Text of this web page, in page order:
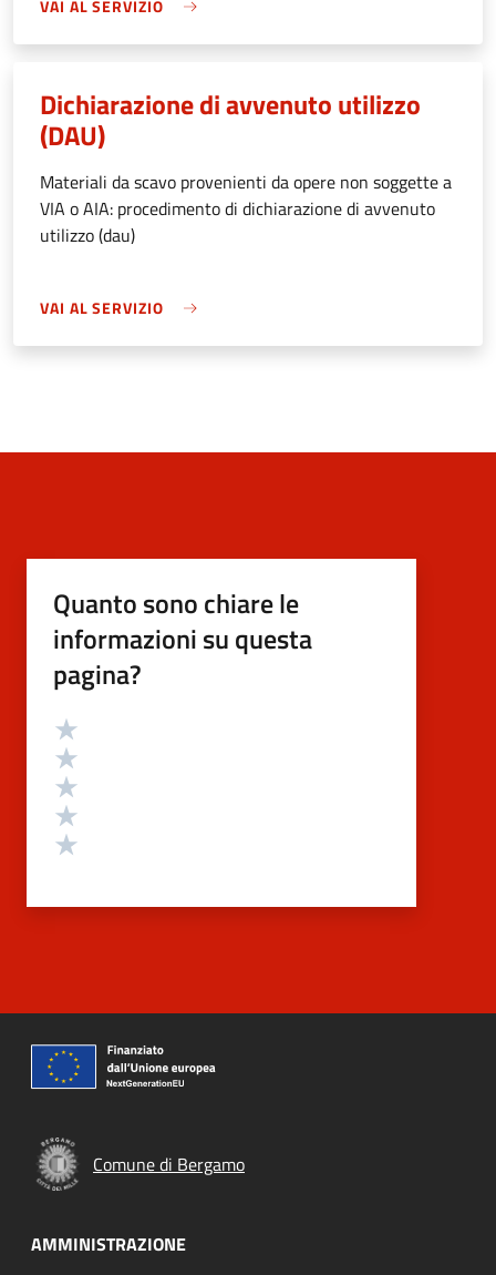
VAI AL SERVIZIO
Dichiarazione di avvenuto utilizzo
(DAU)
Materiali da scavo provenienti da opere non soggette a
VIA o AIA: procedimento di dichiarazione di avvenuto
utilizzo (dau)
VAI AL SERVIZIO
Quanto sono chiare le
informazioni su questa
pagina?
Valutazione
Comune di Bergamo
AMMINISTRAZIONE